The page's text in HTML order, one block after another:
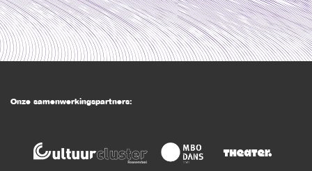
Onze samenwerkingspartners: